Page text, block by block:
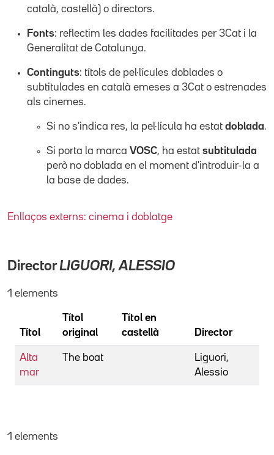
català, castellà) o directors.
Fonts: reflectim les dades facilitades per 3Cat i la
Generalitat de Catalunya.
Continguts: títols de pel·lícules doblades o
subtitulades en català emeses a 3Cat o estrenades
als cinemes.
Si no s'indica res, la pel·lícula ha estat doblada.
Si porta la marca VOSC, ha estat subtitulada
però no doblada en el moment d'introduir-la a
la base de dades.
Enllaços externs: cinema i doblatge
DirectorLIGUORI, ALESSIO
1 elements
Títol
Títol
original
Títol en
castellà
Director
Alta
mar
The boat
Liguori,
Alessio
1 elements